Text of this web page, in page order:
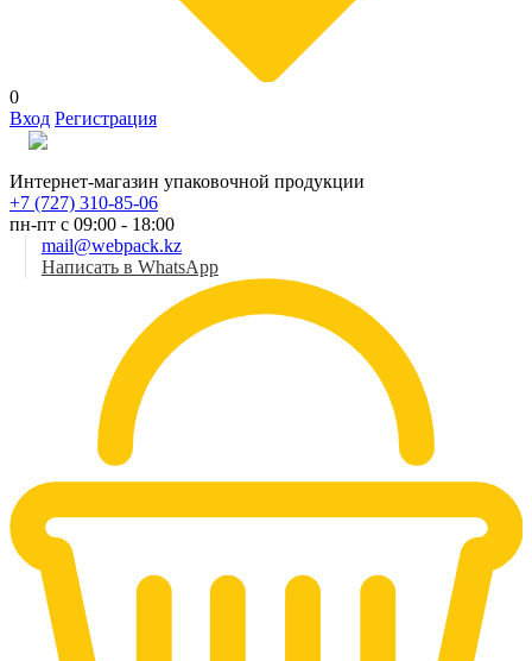
0
Вход Регистрация
Интернет-магазин упаковочной продукции
+7 (727) 310-85-06
пн-пт с 09:00 - 18:00
mail@webpack.kz
Написать в WhatsApp